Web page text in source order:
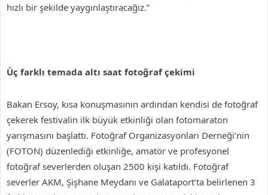
hızlı bir şekilde yaygınlaştıracağız.”
Üç farklı temada altı saat fotoğraf çekimi
Bakan Ersoy, kısa konuşmasının ardından kendisi de fotoğraf
çekerek festivalin ilk büyük etkinliği olan fotomaraton
yarışmasını başlattı. Fotoğraf Organizasyonları Derneği’nin
(FOTON) düzenlediği etkinliğe, amatör ve profesyonel
fotoğraf severlerden oluşan 2500 kişi katıldı. Fotoğraf
severler AKM, Şişhane Meydanı ve Galataport’ta belirlenen 3